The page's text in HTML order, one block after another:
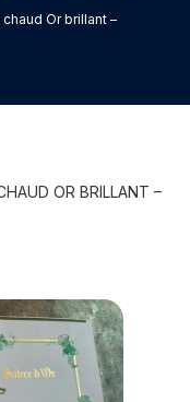
Or brillant –
OR BRILLANT –